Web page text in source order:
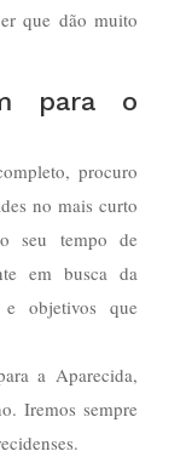
que dão muito
para o
procuro
no mais curto
seu tempo de
em busca da
objetivos que
a Aparecida,
Iremos sempre